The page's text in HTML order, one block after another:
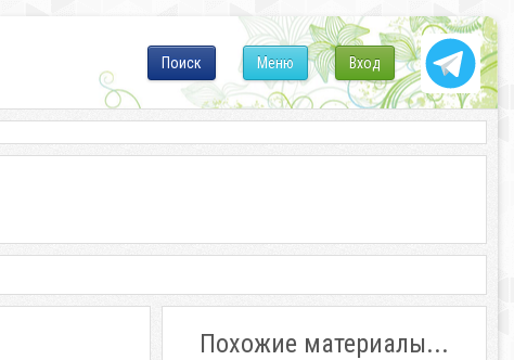
Вход
Меню
Поиск
Похожие материалы...